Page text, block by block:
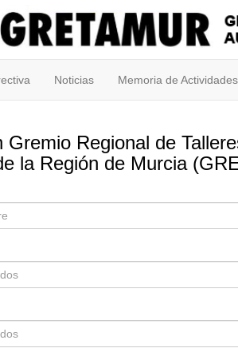
Noticias Memoria de Actividades
Gremio Regional de
la Región de Murcia